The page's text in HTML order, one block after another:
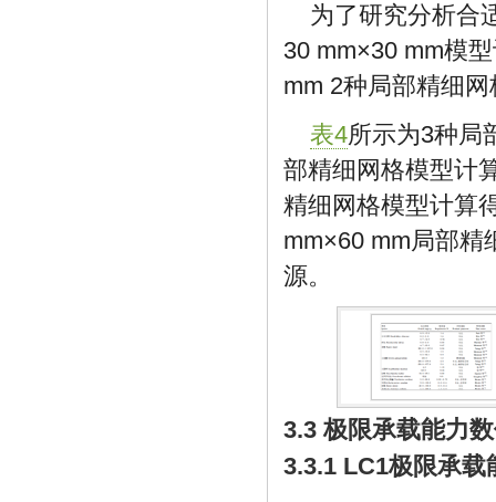
为了研究分析合
30 mm×30 mm模
mm 2种局部精细
表4所示为3种局
部精细网格模型计
精细网格模型计算
mm×60 mm局部精
源。
3.3 极限承载能力
3.3.1 LC1极限承载